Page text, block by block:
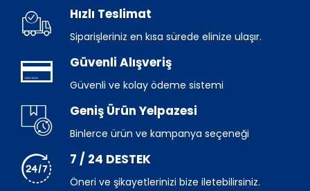
Hızlı Teslimat
Siparişleriniz en kısa sürede elinize ulaşır.
Güvenli Alışveriş
Güvenli ve kolay ödeme sistemi
Geniş Ürün Yelpazesi
Binlerce ürün ve kampanya seçeneği
7 / 24 DESTEK
Öneri ve şikayetlerinizi bize iletebilirsiniz.